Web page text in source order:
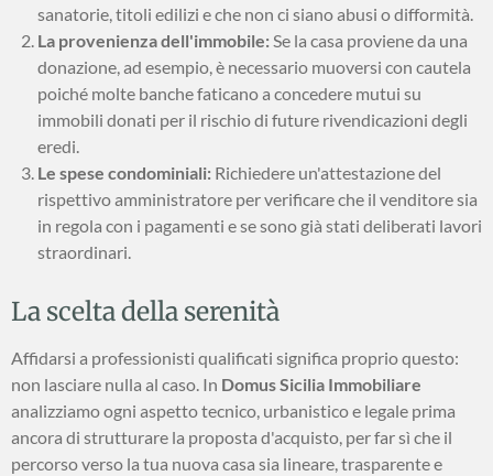
sanatorie, titoli edilizi e che non ci siano abusi o difformità.
La provenienza dell'immobile:Se la casa proviene da una
donazione, ad esempio, è necessario muoversi con cautela
poiché molte banche faticano a concedere mutui su
immobili donati per il rischio di future rivendicazioni degli
eredi.
Le spese condominiali: Richiedere un'attestazione del
rispettivo amministratore per verificare che il venditore sia
in regola con i pagamenti e se sono già stati deliberati lavori
straordinari.
La scelta della serenità
Affidarsi a professionisti qualificati significa proprio questo:
non lasciare nulla al caso. In Domus Sicilia Immobiliare
analizziamo ogni aspetto tecnico, urbanistico e legale prima
ancora di strutturare la proposta d'acquisto, per far sì che il
percorso verso la tua nuova casa sia lineare, trasparente e